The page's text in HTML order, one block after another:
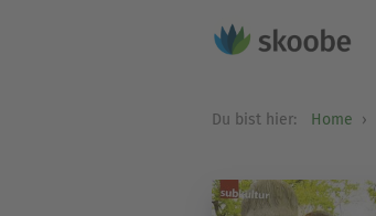
Du bist hier: Home